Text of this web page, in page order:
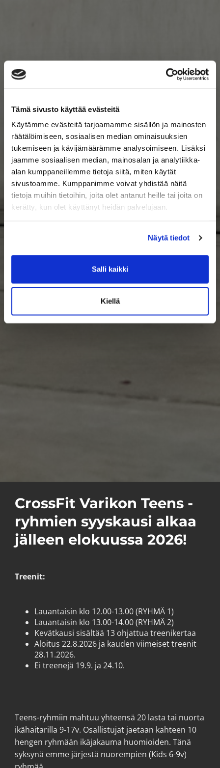
Tämä sivusto käyttää evästeitä
Käytämme evästeitä tarjoamamme sisällön ja mainosten
räätälöimiseen, sosiaalisen median ominaisuuksien
tukemiseen ja kävijämäärämme analysoimiseen. Lisäksi
jaamme sosiaalisen median, mainosalan ja analytiikka-
alan kumppaneillemme tietoja siitä, miten käytät
sivustoamme. Kumppanimme voivat yhdistää näitä
tietoja muihin tietoihin, joita olet antanut heille tai joita on
kerätty, kun olet käyttänyt heidän palvelujaan.
Näytä tiedot
Salli kaikki
Kiellä
CrossFit Varikon Teens -
ryhmien syyskausi alkaa
jälleen elokuussa 2026!
Treenit:
Lauantaisin klo 12.00-13.00 (RYHMÄ 1)
Lauantaisin klo 13.00-14.00 (RYHMÄ 2)
Kevätkausi sisältää 13 ohjattua treenikertaa
Aloitus 22.8.2026 ja kauden viimeiset treenit
28.11.2026.
Ei treenejä 19.9. ja 24.10.
Teens-ryhmiin mahtuu yhteensä 20 lasta tai nuorta
ikähaitarilla 9-17v. Osallistujat jaetaan kahteen 10
hengen ryhmään ikäjakauma huomioiden. Tänä
syksynä emme järjestä nuorempien (Kids 6-9v)